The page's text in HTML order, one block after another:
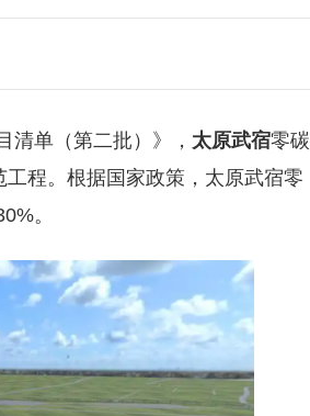
清单（第二批）》， 太原武宿零碳
程。根据国家政策，太原武宿零
。